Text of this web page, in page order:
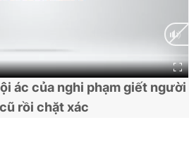
Liên hệ quảng cáo
0908 780 404
RSS Tòa soạn
ác của nghi phạm giết người
rồi chặt xác